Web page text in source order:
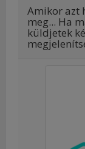
Amikor azt
meg... Ha
küldjetek